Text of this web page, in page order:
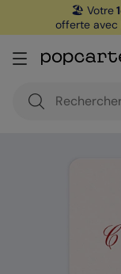
🏖️ Votre
offerte avec